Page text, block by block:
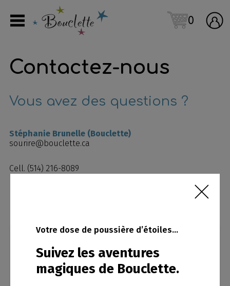
0
Votre dose de poussière d’étoiles…
Suivez les aventures
magiques de Bouclette.
Contactez-nous
Vous avez des questions ?
Stéphanie Brunelle (Bouclette)
sourire@bouclette.ca
Cell. (514) 216-8089
Prénom